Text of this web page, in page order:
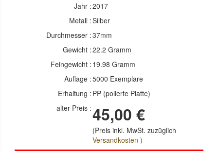
Jahr :2017
Metall :Silber
Durchmesser :37mm
Gewicht :22.2 Gramm
Feingewicht : 19.98 Gramm
Auflage :5000 Exemplare
Erhaltung : PP (polierte Platte)
alter Preis :45,00 €
(Preis inkl. MwSt. zuzüglich
Versandkosten )